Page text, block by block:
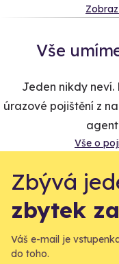
Vše
Jeden nikdy neví.
úrazové pojištění z
Vše o
Zbývá
zbytek
Váš e-mail je
do toho.